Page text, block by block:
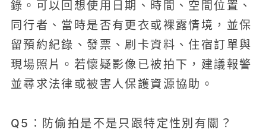
錄。可以回想使用日期、時間、空間位置、
同行者、當時是否有更衣或裸露情境，並保
留預約紀錄、發票、刷卡資料、住宿訂單與
現場照片。若懷疑影像已被拍下，建議報警
並尋求法律或被害人保護資源協助。
Q5：防偷拍是不是只跟特定性別有關？